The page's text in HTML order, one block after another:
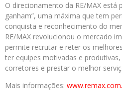
O direcionamento da RE/MAX está
ganham”, uma máxima que tem
conquista e reconhecimento do
RE/MAX revolucionou o mercado
permite recrutar e reter os
ter equipes motivadas e
corretores e prestar o melhor
Mais informações: